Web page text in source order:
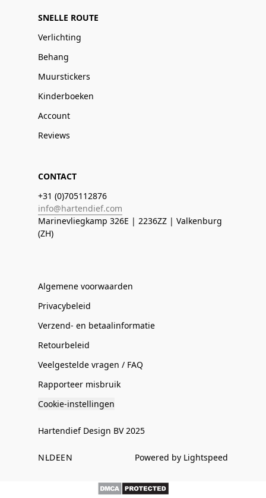
SNELLE ROUTE
Verlichting
Behang
Muurstickers
Kinderboeken
Account
Reviews
CONTACT
+31 (0)705112876
info@hartendief.com
Marinevliegkamp 326E | 2236ZZ | Valkenburg
(ZH)
Algemene voorwaarden
Privacybeleid
Verzend- en betaalinformatie
Retourbeleid
Veelgestelde vragen / FAQ
Rapporteer misbruik
Cookie-instellingen
Hartendief Design BV 2025
NLDEEN Powered by Lightspeed